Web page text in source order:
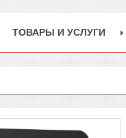
ТОВАРЫ И УСЛУГИ